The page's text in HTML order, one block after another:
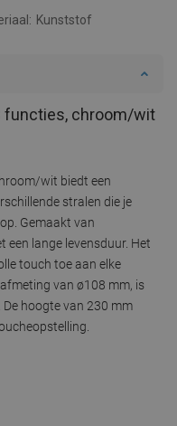
Kunststof
functies, chroom/wit
wit biedt een
stralen die je
Gemaakt van
lange levensduur. Het
touch toe aan elke
van ø108 mm, is
hoogte van 230 mm